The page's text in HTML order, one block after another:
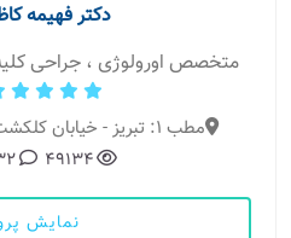
دکتر فهیمه
متخصص اورولوژی ، جراحی
مطب 1: تبریز - خیابان کلکشت ساختمان طوبی طبقه 5
49134
نمایش